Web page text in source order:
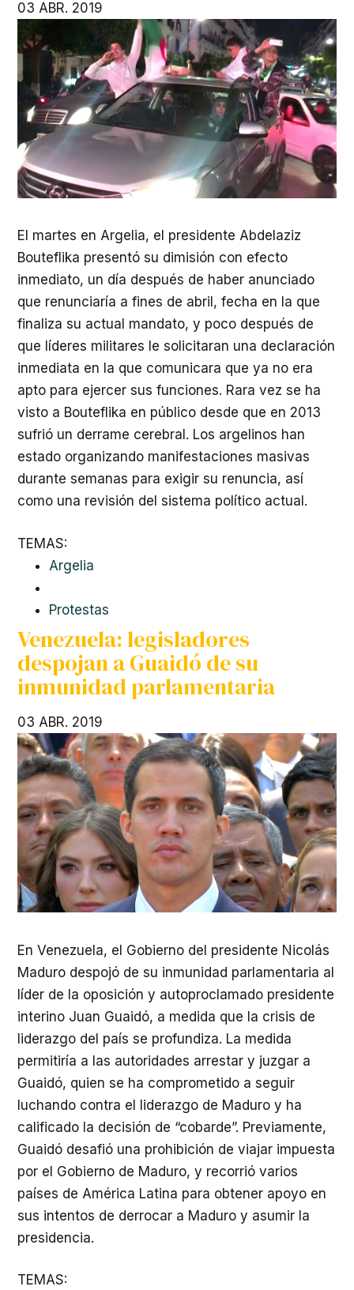
03 ABR. 2019
El martes en Argelia, el presidente Abdelaziz
Bouteflika presentó su dimisión con efecto
inmediato, un día después de haber anunciado
que renunciaría a fines de abril, fecha en la que
finaliza su actual mandato, y poco después de
que líderes militares le solicitaran una declaración
inmediata en la que comunicara que ya no era
apto para ejercer sus funciones. Rara vez se ha
visto a Bouteflika en público desde que en 2013
sufrió un derrame cerebral. Los argelinos han
estado organizando manifestaciones masivas
durante semanas para exigir su renuncia, así
como una revisión del sistema político actual.
TEMAS:
Argelia
Protestas
Venezuela: legisladores
despojan a Guaidó de su
inmunidad parlamentaria
03 ABR. 2019
En Venezuela, el Gobierno del presidente Nicolás
Maduro despojó de su inmunidad parlamentaria al
líder de la oposición y autoproclamado presidente
interino Juan Guaidó, a medida que la crisis de
liderazgo del país se profundiza. La medida
permitiría a las autoridades arrestar y juzgar a
Guaidó, quien se ha comprometido a seguir
luchando contra el liderazgo de Maduro y ha
calificado la decisión de “cobarde”. Previamente,
Guaidó desafió una prohibición de viajar impuesta
por el Gobierno de Maduro, y recorrió varios
países de América Latina para obtener apoyo en
sus intentos de derrocar a Maduro y asumir la
presidencia.
TEMAS: